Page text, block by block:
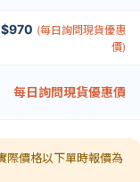
$970 (每日詢問現貨優惠
價)
每日詢問現貨優惠價
際價格以下單時報價為